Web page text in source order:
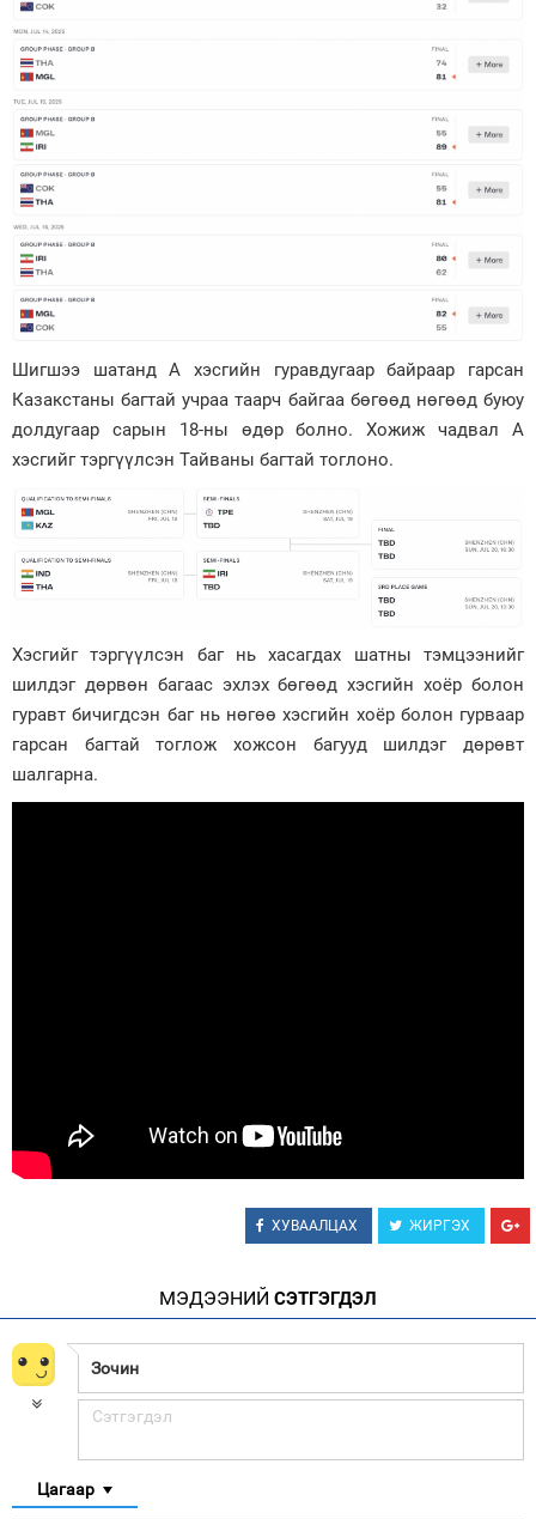
Шигшээ шатанд А хэсгийн гуравдугаар байраар гарсан
Казакстаны багтай учраа таарч байгаа бөгөөд нөгөөд буюу
долдугаар сарын 18-ны өдөр болно. Хожиж чадвал А
хэсгийг тэргүүлсэн Тайваны багтай тоглоно.
Хэсгийг тэргүүлсэн баг нь хасагдах шатны тэмцээнийг
шилдэг дөрвөн багаас эхлэх бөгөөд хэсгийн хоёр болон
гуравт бичигдсэн баг нь нөгөө хэсгийн хоёр болон гурваар
гарсан багтай тоглож хожсон багууд шилдэг дөрөвт
шалгарна.
ХУВААЛЦАХ ЖИРГЭХ
МЭДЭЭНИЙ СЭТГЭГДЭЛ
Цагаар